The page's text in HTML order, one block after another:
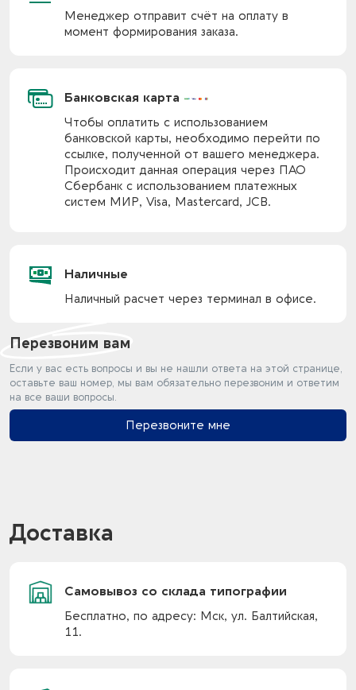
Менеджер отправит счёт на оплату в
момент формирования заказа.
Банковская карта
Чтобы оплатить с использованием
банковской карты, необходимо перейти по
ссылке, полученной от вашего менеджера.
Происходит данная операция через ПАО
Сбербанк с использованием платежных
систем МИР, Visa, Mastercard, JCB.
Наличные
Наличный расчет через терминал в офисе.
Перезвоним вам
Если у вас есть вопросы и вы не нашли ответа на этой странице,
оставьте ваш номер, мы вам обязательно перезвоним и ответим
на все ваши вопросы.
Перезвоните мне
Доставка
Самовывоз со склада типографии
Бесплатно, по адресу: Мск, ул. Балтийская,
11.